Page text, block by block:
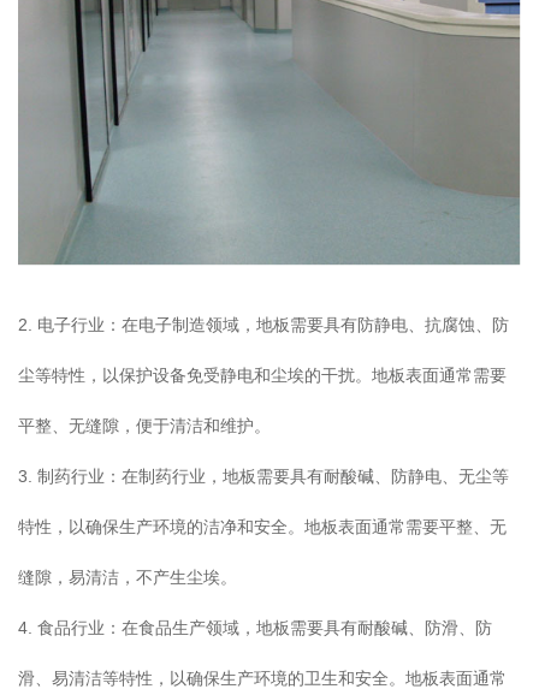
2. 电子行业：在电子制造领域，地板需要具有防静电、抗腐蚀、防
尘等特性，以保护设备免受静电和尘埃的干扰。地板表面通常需要
平整、无缝隙，便于清洁和维护。
3. 制药行业：在制药行业，地板需要具有耐酸碱、防静电、无尘等
特性，以确保生产环境的洁净和安全。地板表面通常需要平整、无
缝隙，易清洁，不产生尘埃。
4. 食品行业：在食品生产领域，地板需要具有耐酸碱、防滑、防
滑、易清洁等特性，以确保生产环境的卫生和安全。地板表面通常